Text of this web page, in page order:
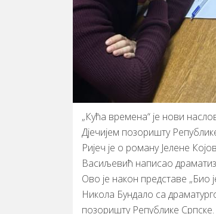
„Кућа времена“ је нови
Дјечијем позоришту
Ријеч је о роману Јелене
Васиљевић написао
Ово је након представе „Био
Никола Бундало са
позоришту Републике Српске.